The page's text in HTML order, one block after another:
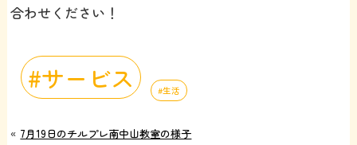
合わせください！
サービス 生活
« 7月19日のチルプレ南中山教室の様子